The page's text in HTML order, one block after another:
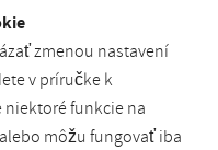
zmenou nastavení
v príručke k
funkcie na
môžu fungovať iba